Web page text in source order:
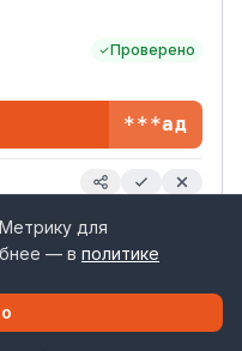
Проверено
***ад
(Kassir)
для
— в политике